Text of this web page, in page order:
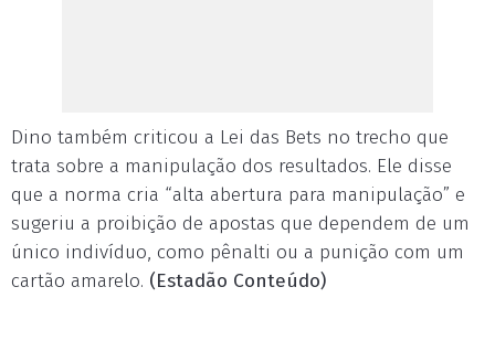
Dino também criticou a Lei das Bets no trecho que
trata sobre a manipulação dos resultados. Ele disse
que a norma cria “alta abertura para manipulação” e
sugeriu a proibição de apostas que dependem de um
único indivíduo, como pênalti ou a punição com um
cartão amarelo. (Estadão Conteúdo)